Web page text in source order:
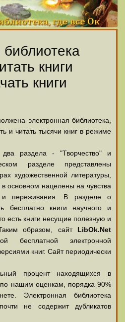
книги
книги
электронная библиотека,
и читать тысячи книг в режиме
раздела - "Творчество" и
разделе представлены
художественной литературы,
в основном нацелены на чувства
и переживания. В разделе о
бесплатно книги научного и
есть книги несущие полезную и
образом, сайт LibOk.Net
бесплатной электронной
книг. Сайт периодически
процент находящихся в
по нашим оценкам, порядка 90%
Электронная библиотека
не содержит дубликатов